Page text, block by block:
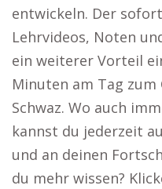
entwickeln. Der
Lehrvideos, Noten
ein weiterer Vorteil
Minuten am Tag
Schwaz. Wo auch
kannst du jederzeit
und an deinen
du mehr wissen?